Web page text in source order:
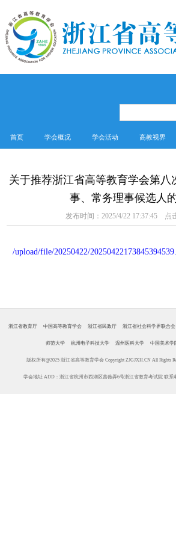
首页 学会概况 学会活动 高教视界
关于推荐浙江省高等教育学会第八
事、常务理事候选人
发布时间：2025/4/22 17:37:45 点
/upload/file/20250422/
浙江省教育厅 中国高等教育学会 浙江省民政厅 浙江省社会科学界联合会
师范大学 杭州电子科技大学 温州医科大学 中国美术学
版权所有@2025 浙江省高等教育学会 Copyright ZJGJXH.CN All Rights
学会地址 ADD：浙江省杭州市西湖区蔷薇弄6号浙江省教育考试院 联系